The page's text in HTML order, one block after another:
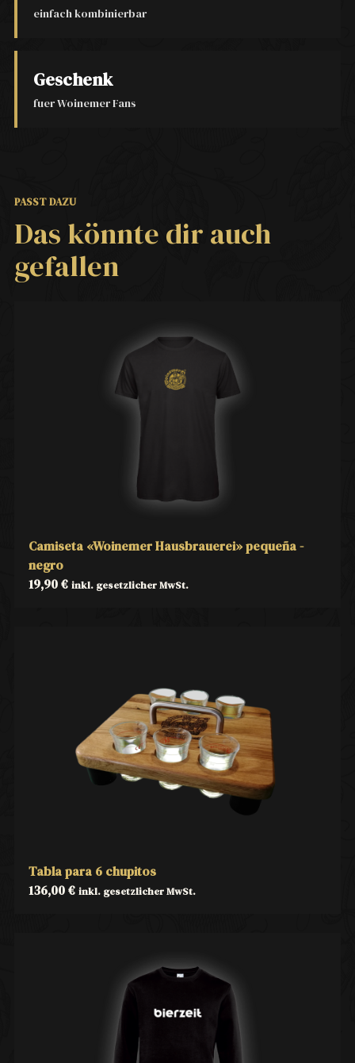
einfach kombinierbar
Geschenk
fuer Woinemer Fans
PASST DAZU
Das könnte dir auch
gefallen
Camiseta «Woinemer Hausbrauerei» pequeña -
negro
19,90€ inkl. gesetzlicher MwSt.
Tabla para 6 chupitos
136,00€ inkl. gesetzlicher MwSt.